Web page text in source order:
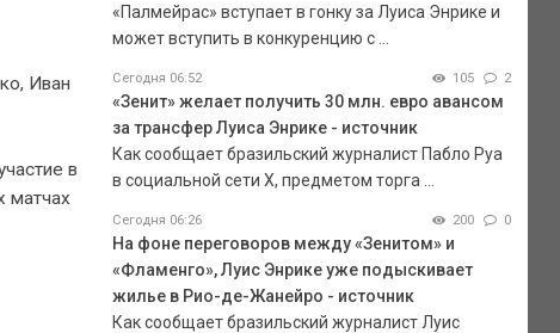
Иван
в
матчах
«Палмейрас» вступает в гонку за Луиса Энрике и
может вступить в конкуренцию с ...
Сегодня 06:52 105 2
«Зенит» желает получить 30 млн. евро авансом
за трансфер Луиса Энрике - источник
Как сообщает бразильский журналист Пабло Руа
в социальной сети Х, предметом торга ...
Сегодня 06:26 200 0
На фоне переговоров между «Зенитом» и
«Фламенго», Луис Энрике уже подыскивает
жилье в Рио-де-Жанейро - источник
Как сообщает бразильский журналист Луис